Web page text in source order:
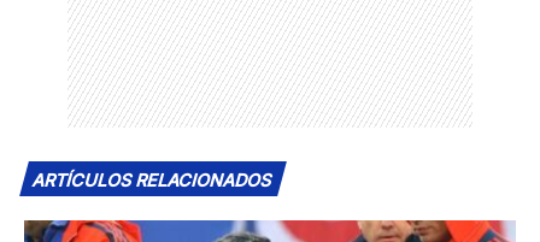
ARTÍCULOS RELACIONADOS